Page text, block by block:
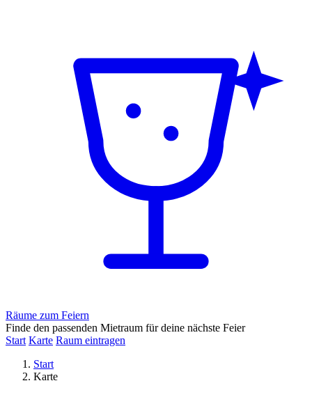
Räume zum Feiern
Finde den passenden Mietraum für deine nächste Feier
Start Karte Raum eintragen
Start
Karte